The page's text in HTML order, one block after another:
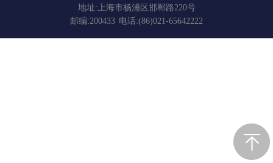
地址:上海市杨浦区邯郸路220号
邮编:200433 电话:(86)021-65642222